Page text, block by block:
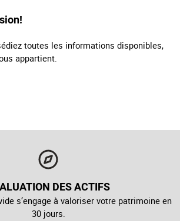
toutes les informations disponibles,
appartient.
DES ACTIFS
s’engage à valoriser votre patrimoine en
30 jours.